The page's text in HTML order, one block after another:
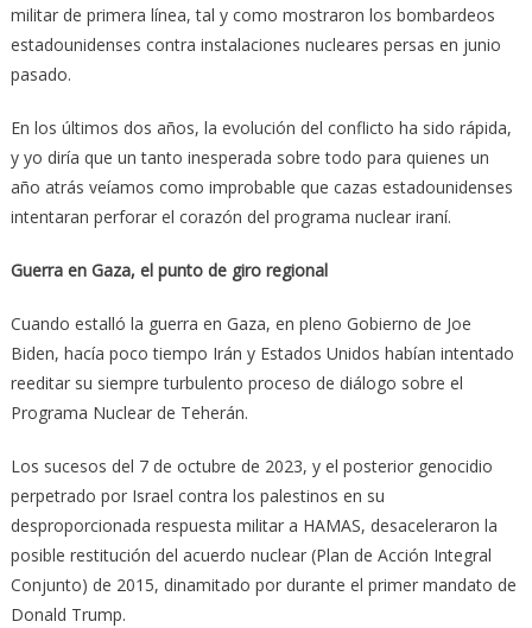
militar de primera línea, tal y como mostraron los bombardeos
estadounidenses contra instalaciones nucleares persas en junio
pasado.
En los últimos dos años, la evolución del conflicto ha sido rápida,
y yo diría que un tanto inesperada sobre todo para quienes un
año atrás veíamos como improbable que cazas estadounidenses
intentaran perforar el corazón del programa nuclear iraní.
Guerra en Gaza, el punto de giro regional
Cuando estalló la guerra en Gaza, en pleno Gobierno de Joe
Biden, hacía poco tiempo Irán y Estados Unidos habían intentado
reeditar su siempre turbulento proceso de diálogo sobre el
Programa Nuclear de Teherán.
Los sucesos del 7 de octubre de 2023, y el posterior genocidio
perpetrado por Israel contra los palestinos en su
desproporcionada respuesta militar a HAMAS, desaceleraron la
posible restitución del acuerdo nuclear (Plan de Acción Integral
Conjunto) de 2015, dinamitado por durante el primer mandato de
Donald Trump.